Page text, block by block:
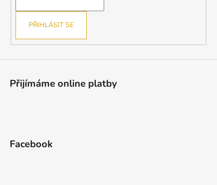
k
v
p
PŘIHLÁSIT SE
Přijímáme online platby
Facebook